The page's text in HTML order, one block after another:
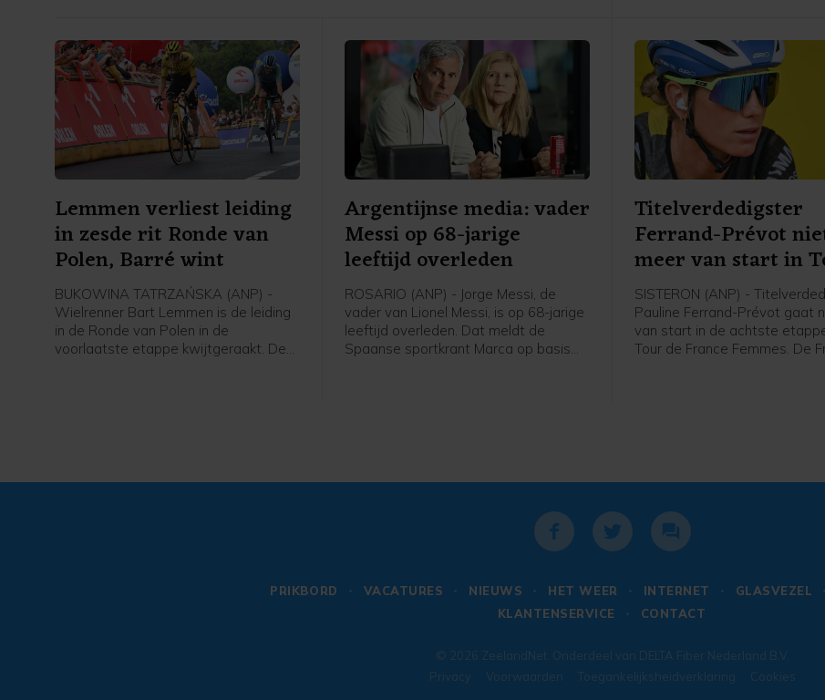
Longo Borghini tweede, voor
Niewiadoma.
Lemmen verliest leiding
in zesde rit Ronde van
Polen, Barré wint
BUKOWINA TATRZAŃSKA (ANP) -
Wielrenner Bart Lemmen is de leiding
in de Ronde van Polen in de
voorlaatste etappe kwijtgeraakt. De
Argentijnse media: vader
Messi op 68-jarige
leeftijd overleden
ROSARIO (ANP) - Jorge Messi, de
vader van Lionel Messi, is op 68-jarige
leeftijd overleden. Dat meldt de
Spaanse sportkrant Marca op basis
Titelverdedigster
Ferrand-Prévot
meer van start in
SISTERON (ANP) -
Pauline Ferrand-Prévot gaat
van start in de achtste
Tour de France Femmes. De
PRIKBORD VACATURES NIEUWS HET WEER INTERNET GLASVEZEL
KLANTENSERVICE
CONTACT
© 2026 ZeelandNet . Onderdeel van DELTA Fiber Nederland B.V.
Privacy
Voorwaarden Toegankelijksheidverklaring Cookies